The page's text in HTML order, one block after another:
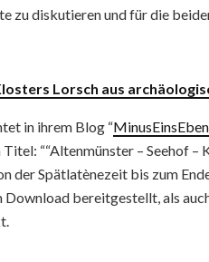
zu diskutieren und für die
Lorsch aus
in ihrem Blog “
““Altenmünster – Seehof –
der Spätlatènezeit bis zum
bereitgestellt, als